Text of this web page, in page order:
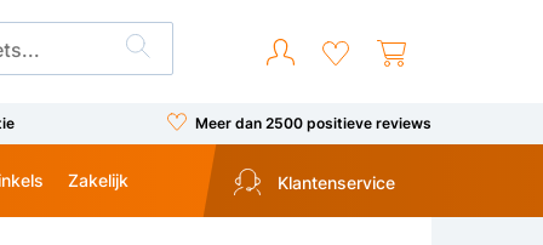
Meer dan 2500 positieve reviews
Zakelijk Klantenservice